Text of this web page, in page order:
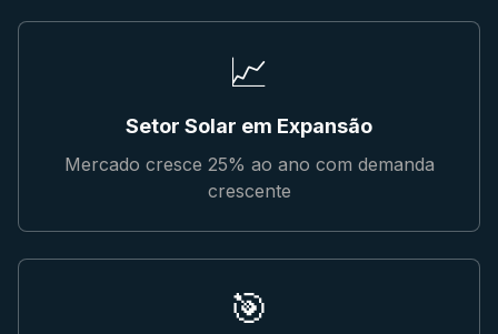
📈
Setor Solar em Expansão
Mercado cresce 25% ao ano com demanda
crescente
🎯